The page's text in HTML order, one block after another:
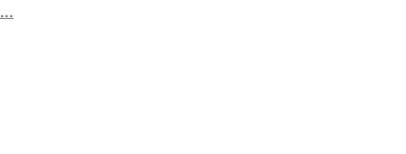
...